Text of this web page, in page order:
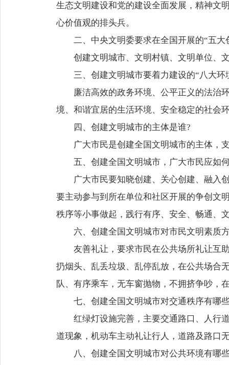
生态文明建设和党的建设全面发展，精神文
心价值观的排头兵。
二、中央文明委要求在全国开展的“五大
创建文明城市、文明村镇、文明单位、
三、创建文明城市要着力建设的“八大环
廉洁高效的政务环境、公平正义的法治
境、和谐宜居的生活环境、安全稳定的社会
四、创建文明城市的主体是谁?
广大市民是创建全国文明城市的主体，
五、创建全国文明城市，广大市民应如
广大市民要知晓创建、关心创建、融入
要主动参与到所在单位和社区开展的争创文
秩序等小事做起，践行有序、安全、畅通、
六、创建全国文明城市对市民文明素质
友善礼让，要求市民在公共场所礼让互
扔烟头、乱丢垃圾、乱停乱放，在公共场合
队、有序乘车，无车窗抛物，不拥挤争吵，
七、创建全国文明城市对交通秩序有哪
红绿灯设施完善，主要交通路口、人行
道现象，机动车主动礼让行人，道路及路口
八、创建全国文明城市对公共环境有哪